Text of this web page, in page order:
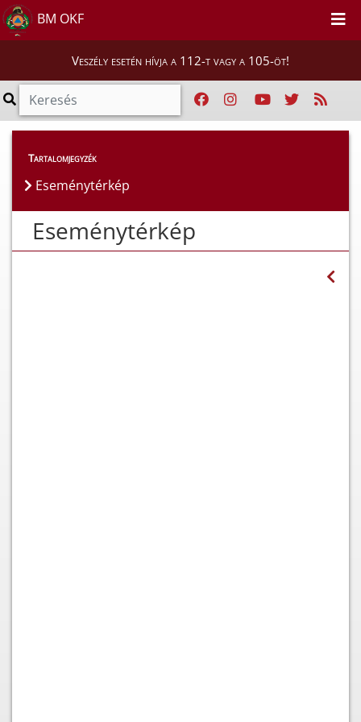
BM OKF
Veszély esetén hívja a 112-t vagy a 105-öt!
Híreink > Eseménytérkép
Tartalomjegyzék
Eseménytérkép
Eseménytérkép